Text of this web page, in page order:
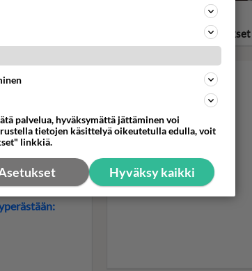
v.
sävyyn.
joita
Ja
Muistatko? Ritari Ässä ja
ihmeauto KITT pelastivat
pulasta ja löylyttivät pahikset
palvelua, hyväksymättä jättäminen voi
tietojen käsittelyä oikeutetulla edulla, voit
linkkiä.
Hyväksy kaikki